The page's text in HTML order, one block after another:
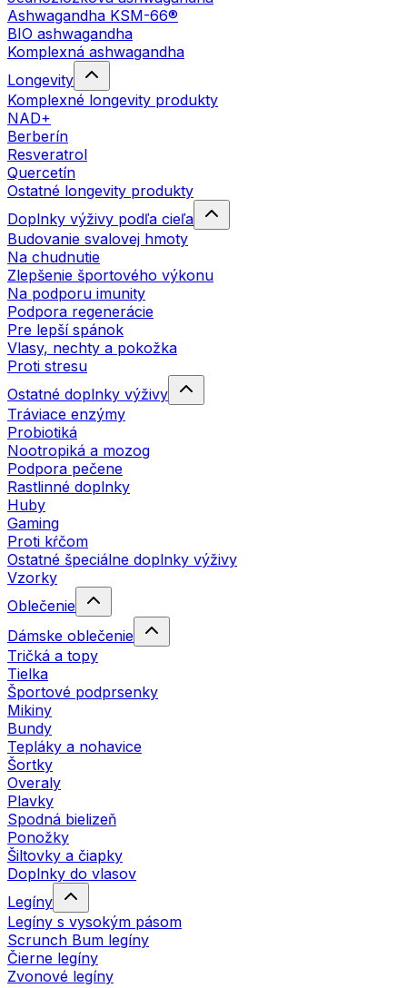
Ashwagandha KSM-66®
BIO ashwagandha
Komplexná ashwagandha
Longevity
Komplexné longevity produkty
NAD+
Berberín
Resveratrol
Quercetín
Ostatné longevity produkty
Doplnky výživy podľa cieľa
Budovanie svalovej hmoty
Na chudnutie
Zlepšenie športového výkonu
Na podporu imunity
Podpora regenerácie
Pre lepší spánok
Vlasy, nechty a pokožka
Proti stresu
Ostatné doplnky výživy
Tráviace enzýmy
Probiotiká
Nootropiká a mozog
Podpora pečene
Rastlinné doplnky
Huby
Gaming
Proti kŕčom
Ostatné špeciálne doplnky výživy
Vzorky
Oblečenie
Dámske oblečenie
Tričká a topy
Tielka
Športové podprsenky
Mikiny
Bundy
Tepláky a nohavice
Šortky
Overaly
Plavky
Spodná bielizeň
Ponožky
Šiltovky a čiapky
Doplnky do vlasov
Legíny
Legíny s vysokým pásom
Scrunch Bum legíny
Čierne legíny
Zvonové legíny